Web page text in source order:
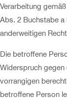
Verarbeitung
Abs. 2 Buchstabe a
anderweitigen
Die betroffene
Widerspruch gegen
vorrangigen
betroffene Person